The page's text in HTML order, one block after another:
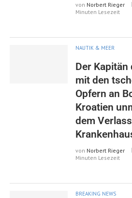
von Norbert Rieger
Minuten Lesezeit
NAUTIK & MEER
Der Kapitän
mit den
Opfern an
Kroatien
dem
von Norbert Rieger
Minuten Lesezeit
BREAKING NEWS